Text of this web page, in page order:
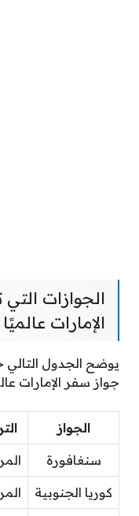
الجوازات
الإمارات عالميًا
يوضح الجدول التالي
جواز سفر الإمارات
الجواز
سنغافورة
كوريا الجنوبية